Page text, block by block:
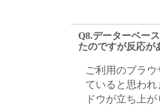
Q8.データーベー
たのですが反応が
ご利用のブラ
ていると思わ
ドウが立ち上